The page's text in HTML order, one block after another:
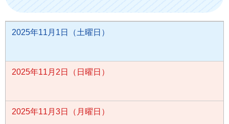
2025年11月1日（土曜日）
2025年11月2日（日曜日）
2025年11月3日（月曜日）